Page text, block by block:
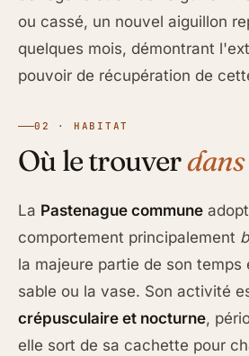
ou cassé, un nouvel aiguillon
quelques mois, démontrant
pouvoir de récupération de
02 · HABITAT
Où le trouver
La Pastenague commune
comportement principalement
la majeure partie de son temps
sable ou la vase. Son activité
crépusculaire et nocturne,
elle sort de sa cachette pour